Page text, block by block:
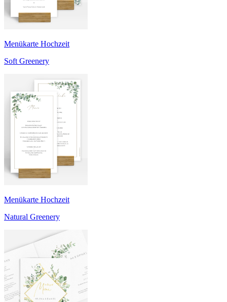
Menükarte Hochzeit
Soft Greenery
Menükarte Hochzeit
Natural Greenery